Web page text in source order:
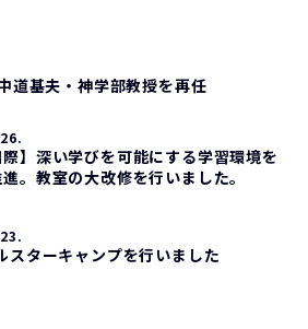
道基夫・神学部教授を再任
際】深い学びを可能にする学習環境を
。教室の大改修を行いました。
スターキャンプを行いました